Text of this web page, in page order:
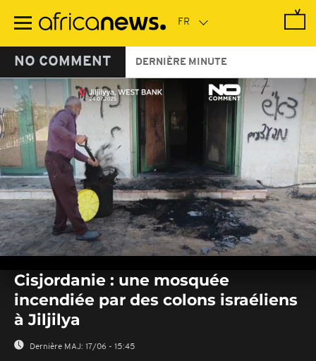
contenu
NO COMMENT DERNIÈRE MINUTE
seconds
seconds
Cisjordanie : une mosquée
incendiée par des colons israéliens
à Jiljilya
Dernière MAJ: 17/06 - 15:45